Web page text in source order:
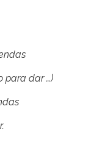
para dar …)